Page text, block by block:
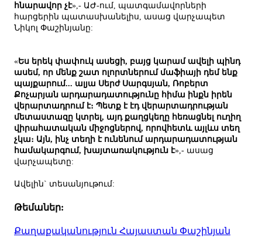
հնարավոր չէ»,- ԱԺ-ում, պատգամավորների
հարցերին պատասխանելիս, ասաց վարչապետ
Նիկոլ Փաշինյանը:
«Ես երեկ փափուկ ասեցի, բայց կարամ ավելի պինդ
ասեմ, որ մենք շատ ոլորտներում մաֆիայի դեմ ենք
պայքարում... ալյա Սերժ Սարգսյան, Ռոբերտ
Քոչարյան արդարադատությունը հիմա ինքն իրեն
վերարտադրում է։ Պետք է էդ վերարտադրության
մետաստազը կտրել, այդ քաղցկեղը հեռացնել ուղիղ
վիրահատական միջոցներով, որովհետև այլևս տեղ
չկա։ Այն, ինչ տեղի է ունենում արդարադատության
համակարգում, խայտառակություն է»,- ասաց
վարչապետը:
Ավելին` տեսանյութում:
Թեմաներ:
Քաղաքականություն Հայաստան Փաշինյան